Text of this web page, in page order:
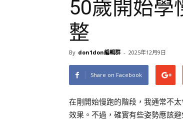
50歲開始學
整
By don1don編輯群 - 2025年12月9日
Share on Facebook
在剛開始慢跑的階段，我通常不
效果。不過，確實有些姿勢應該